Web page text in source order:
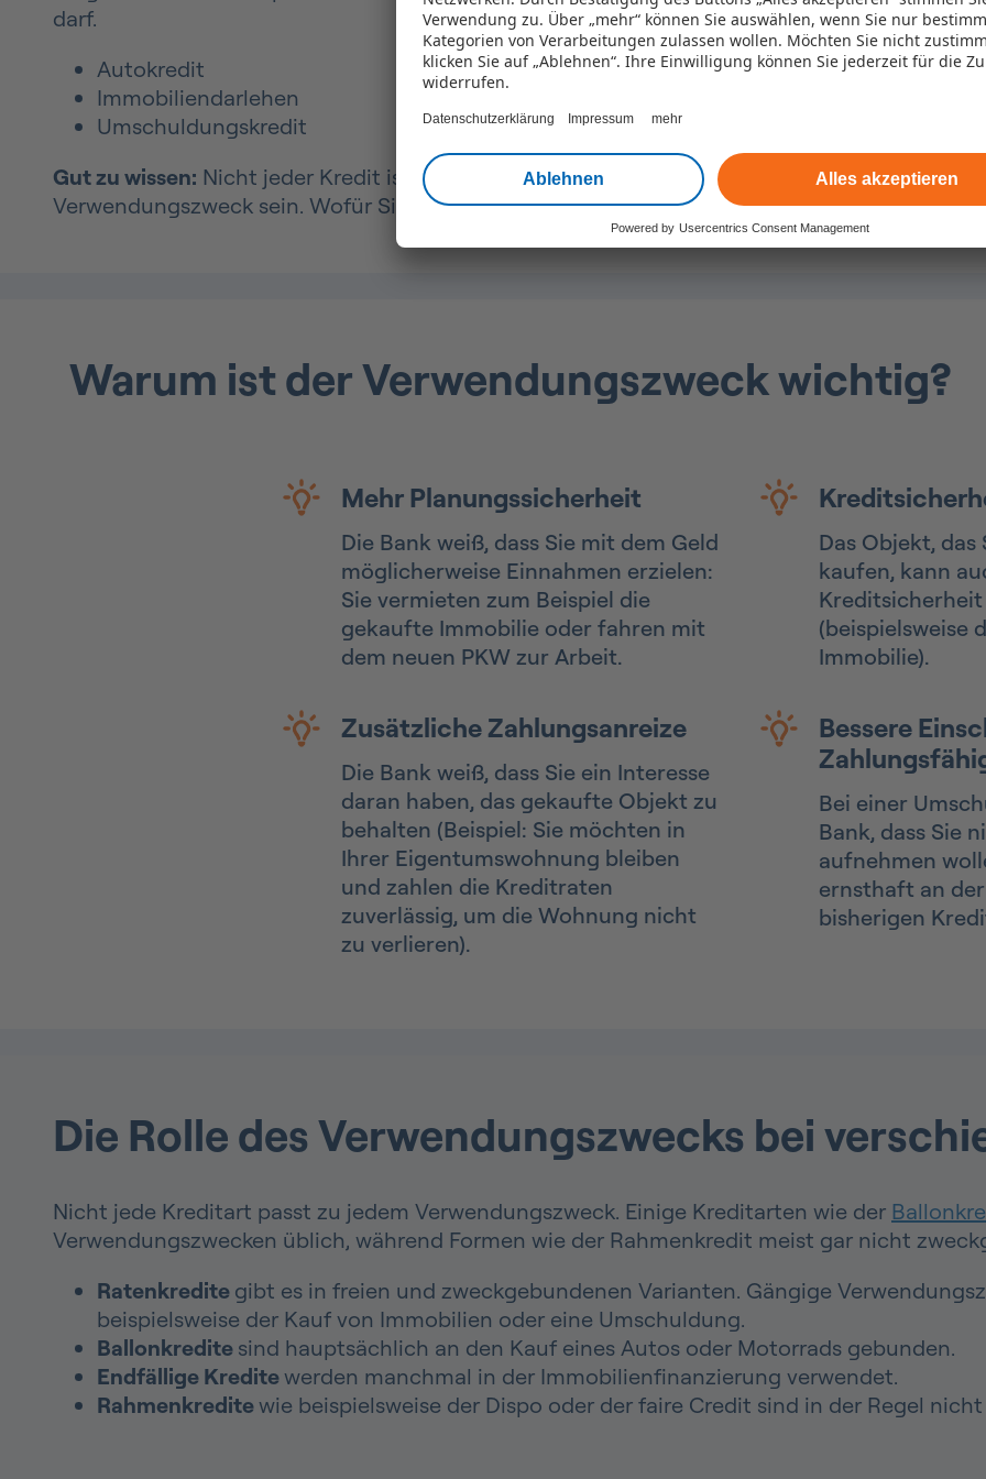
Verwendung zu. Über „mehr“ können Sie auswählen, wenn Sie nur
Kategorien von Verarbeitungen zulassen wollen. Möchten Sie nicht
klicken Sie auf „Ablehnen“. Ihre Einwilligung können Sie jederzeit für die
widerrufen.
Datenschutzerklärung Impressum mehr
Ablehnen Alles akzeptieren
Powered by Usercentrics Consent Management
darf.
Autokredit
Immobiliendarlehen
Umschuldungskredit
Gut zu wissen: Nicht jeder Kredit ist zweckgebunden. Insbesondere kleinere Privatkredite
Verwendungszweck sein. Wofür Sie das Geld nutzen, ist dann Ihre Entscheidung.
Warum ist der Verwendungszweck wichtig?
Mehr Planungssicherheit
Die Bank weiß, dass Sie mit dem Geld
möglicherweise Einnahmen erzielen:
Sie vermieten zum Beispiel die
gekaufte Immobilie oder fahren mit
dem neuen PKW zur Arbeit.
Das Objekt, das
kaufen, kann
(beispielsweise
Immobilie).
Zusätzliche Zahlungsanreize
Die Bank weiß, dass Sie ein Interesse
daran haben, das gekaufte Objekt zu
behalten (Beispiel: Sie möchten in
Ihrer Eigentumswohnung bleiben
und zahlen die Kreditraten
zuverlässig, um die Wohnung nicht
zu verlieren).
Bessere
Bei einer
Bank, dass Sie
aufnehmen
ernsthaft an
bisherigen
Die Rolle des Verwendungszwecks bei
Nicht jede Kreditart passt zu jedem Verwendungszweck. Einige Kreditarten wie der
Verwendungszwecken üblich, während Formen wie der Rahmenkredit meist gar nicht
Ratenkredite gibt es in freien und zweckgebundenen Varianten. Gängige
beispielsweise der Kauf von Immobilien oder eine Umschuldung.
Ballonkredite sind hauptsächlich an den Kauf eines Autos oder Motorrads gebunden.
Endfällige Kreditewerden manchmal in der Immobilienfinanzierung verwendet.
Rahmenkreditewie beispielsweise der Dispo oder der faire Credit sind in der Regel